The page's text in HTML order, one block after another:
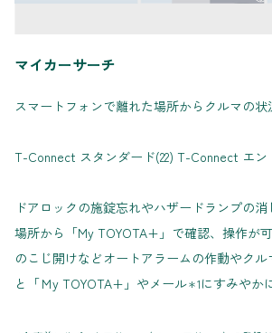
マイカーサーチ
スマートフォンで離れた場所からクルマの状
T-Connect スタンダード(22) T-Connect エン
ドアロックの施錠忘れやハザードランプの
場所から「My TOYOTA+」で確認、操作が
のこじ開けなどオートアラームの作動やク
と「Ｍy TOYOTA+」やメール＊1にすみやか